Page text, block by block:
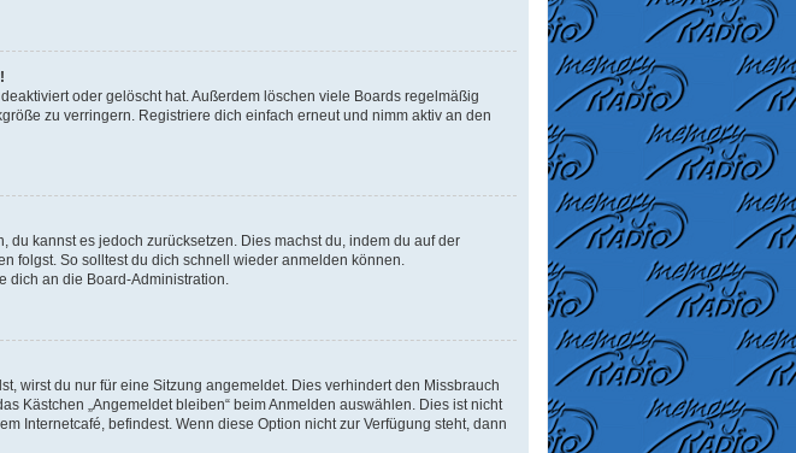
oder gelöscht hat. Außerdem löschen viele Boards regelmäßig
zu verringern. Registriere dich einfach erneut und nimm aktiv an den
kannst es jedoch zurücksetzen. Dies machst du, indem du auf der
folgst. So solltest du dich schnell wieder anmelden können.
dich an die Board-Administration.
wirst du nur für eine Sitzung angemeldet. Dies verhindert den Missbrauch
Kästchen „Angemeldet bleiben“ beim Anmelden auswählen. Dies ist nicht
Internetcafé, befindest. Wenn diese Option nicht zur Verfügung steht, dann